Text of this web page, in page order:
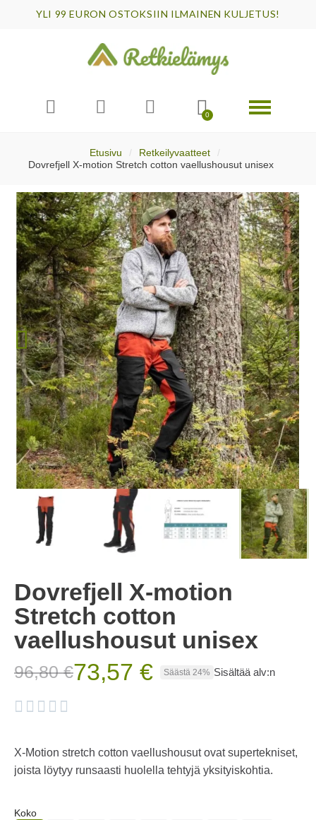
YLI 99 EURON OSTOKSIIN ILMAINEN KULJETUS!
Etusivu
Retkeilyvaatteet
Dovrefjell X-motion Stretch cotton vaellushousut unisex
Dovrefjell X-motion
Stretch cotton
vaellushousut unisex
96,80 €73,57 € Säästä 24% Sisältää alv:n
    
X-Motion stretch cotton vaellushousut ovat supertekniset,
joista löytyy runsaasti huolella tehtyjä yksityiskohtia.
Koko